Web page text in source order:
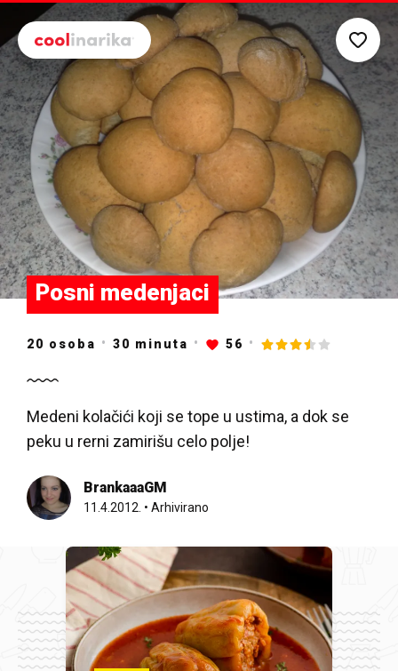
Preskoči na glavni sadržaj
Posni medenjaci
20 osoba 30 minuta 56
Medeni kolačići koji se tope u ustima, a dok se
peku u rerni zamirišu celo polje!
BrankaaaGM
11.4.2012. • Arhivirano